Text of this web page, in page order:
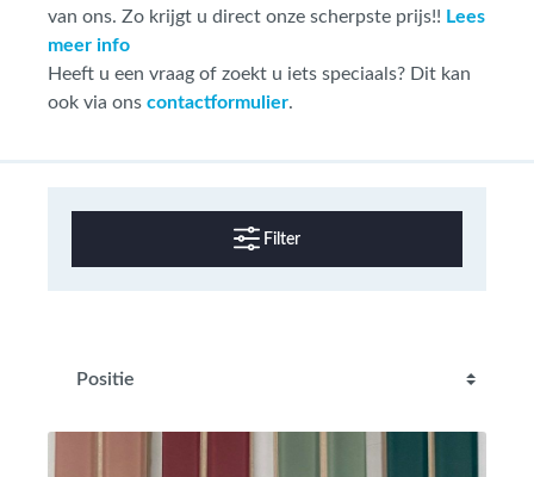
van ons. Zo krijgt u direct onze scherpste prijs!! Lees
meer info
Heeft u een vraag of zoekt u iets speciaals? Dit kan
ook via ons contactformulier.
Filter